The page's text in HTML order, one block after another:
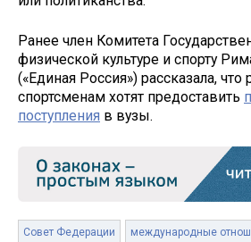
Ранее член Комитета
физической культуре и спорту
(«Единая Россия») рассказала,
спортсменам хотят предоставить
поступления в вузы.
Совет Федерации международные